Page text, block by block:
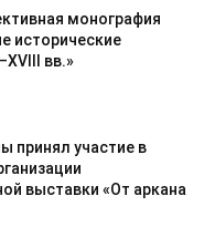
монография
исторические
вв.»
принял участие в
выставки «От аркана